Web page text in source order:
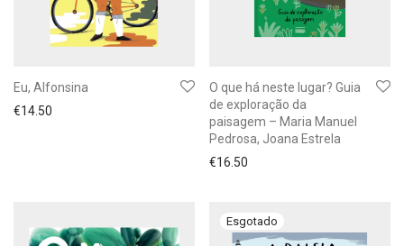
Eu, Alfonsina
€14.50
O que há neste lugar? Guia
de exploração da
paisagem – Maria Manuel
Pedrosa, Joana Estrela
€16.50